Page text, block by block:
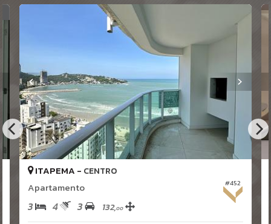
#452
ITAPEMA - CENTRO
Apartamento
3 4 3 132,00